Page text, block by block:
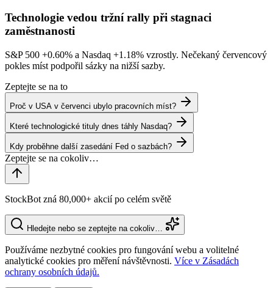
Technologie vedou tržní rally při stagnaci
zaměstnanosti
S&P 500 +0.60% a Nasdaq +1.18% vzrostly. Nečekaný červencový
pokles míst podpořil sázky na nižší sazby.
Zeptejte se na to
Proč v USA v červenci ubylo pracovních míst?
Které technologické tituly dnes táhly Nasdaq?
Kdy proběhne další zasedání Fed o sazbách?
StockBot zná 80,000+ akcií po celém světě
Hledejte nebo se zeptejte na cokoliv…
Používáme nezbytné cookies pro fungování webu a volitelné
analytické cookies pro měření návštěvnosti. Více v Zásadách
ochrany osobních údajů.